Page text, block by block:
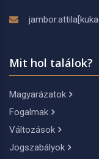
Mit hol találok?
Magyarázatok
Fogalmak
Változások
Jogszabályok